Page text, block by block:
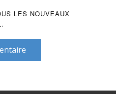
LES NOUVEAUX